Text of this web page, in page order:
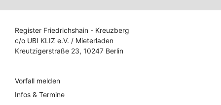
Register Friedrichshain - Kreuzberg
c/o UBI KLIZ e.V. / Mieterladen
Kreutzigerstraße 23, 10247 Berlin
Vorfall melden
Infos & Termine